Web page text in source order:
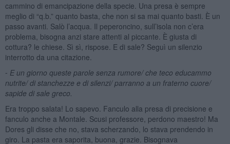
cammino di emancipazione della specie. Una presa è sempre
meglio di “q.b.” quanto basta, che non si sa mai quanto basti. È un
passo avanti. Salò l’acqua. Il peperoncino, sull’isola non c’era
problema, bisogna anzi stare attenti al piccante. È giusta di
cottura? le chiese. Sì sì, rispose. E di sale? Seguì un silenzio
interrotto da una citazione.
⁃ E un giorno queste parole senza rumore/ che teco educammo
nutrite/ di stanchezze e di silenzi/ parranno a un fraterno cuore/
sapide di sale greco.
Era troppo salata! Lo sapevo. Fanculo alla presa di precisione e
fanculo anche a Montale. Scusi professore, perdono maestro! Ma
Dores gli disse che no, stava scherzando, lo stava prendendo in
giro. La pasta era saporita, buona, grazie. Bisognava